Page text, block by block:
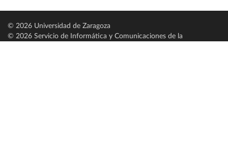
© 2026 Universidad de Zaragoza
© 2026 Servicio de Informática y Comunicaciones de la